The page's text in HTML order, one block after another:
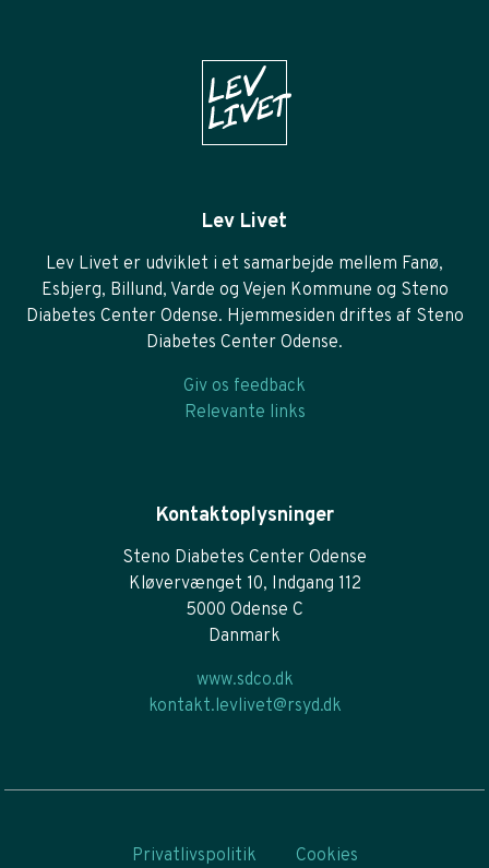
Lev Livet
Lev Livet er udviklet i et samarbejde mellem Fanø,
Esbjerg, Billund, Varde og Vejen Kommune og Steno
Diabetes Center Odense. Hjemmesiden driftes af Steno
Diabetes Center Odense.
Giv os feedback
Relevante links
Kontaktoplysninger
Steno Diabetes Center Odense
Kløvervænget 10, Indgang 112
5000 Odense C
Danmark
www.sdco.dk
kontakt.levlivet@rsyd.dk
Privatlivspolitik Cookies